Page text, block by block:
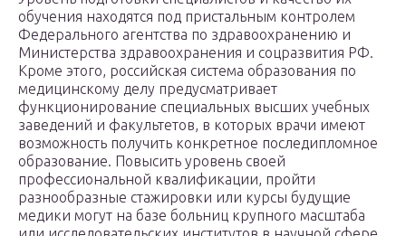
обучения находятся под пристальным контролем
Федерального агентства по здравоохранению и
Министерства здравоохранения и соцразвития РФ.
Кроме этого, российская система образования по
медицинскому делу предусматривает
функционирование специальных высших учебных
заведений и факультетов, в которых врачи имеют
возможность получить конкретное последипломное
образование. Повысить уровень своей
профессиональной квалификации, пройти
разнообразные стажировки или курсы будущие
медики могут на базе больниц крупного масштаба